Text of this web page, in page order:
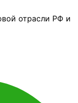
отрасли РФ и